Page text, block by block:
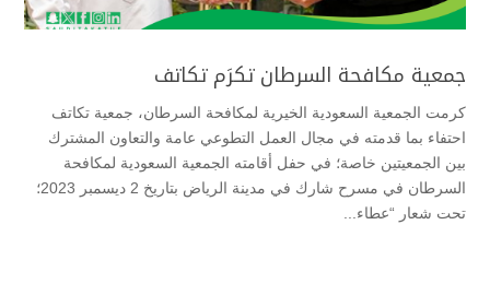
جمعية مكافحة السرطان تكرَم تكاتف
كرمت الجمعية السعودية الخيرية لمكافحة السرطان، جمعية تكاتف
احتفاء بما قدمته في مجال العمل التطوعي عامة والتعاون المشترك
بين الجمعيتين خاصة؛ في حفل أقامته الجمعية السعودية لمكافحة
السرطان في مسرح شارك في مدينة الرياض بتاريخ 2 ديسمبر 2023؛
تحت شعار “عطاء...